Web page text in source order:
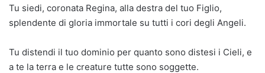
Tu siedi, coronata Regina, alla destra del tuo Figlio,
splendente di gloria immortale su tutti i cori degli Angeli.
Tu distendi il tuo dominio per quanto sono distesi i Cieli, e
a te la terra e le creature tutte sono soggette.